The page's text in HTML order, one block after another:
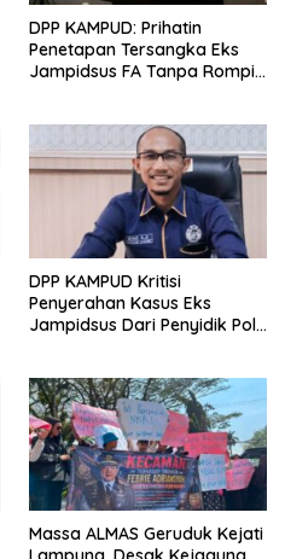
DPP KAMPUD: Prihatin
Penetapan Tersangka Eks
Jampidsus FA Tanpa Rompi
DPP KAMPUD Kritisi
Penyerahan Kasus Eks
Jampidsus Dari Penyidik Polri
Massa ALMAS Geruduk Kejati